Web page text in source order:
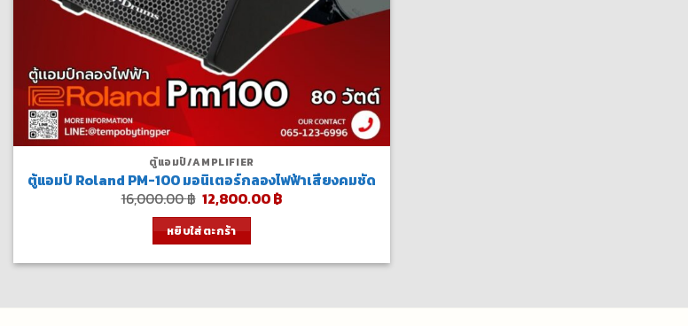
ตู้แอมป์/AMPLIFIER
ตู้แอมป์ Roland PM-100 มอนิเตอร์กลองไฟฟ้าเสียงคมชัด
16,000.00฿ Original
price
was:
16,000.00 ฿.
12,800.00฿Current
หยิบใส่ตะกร้า